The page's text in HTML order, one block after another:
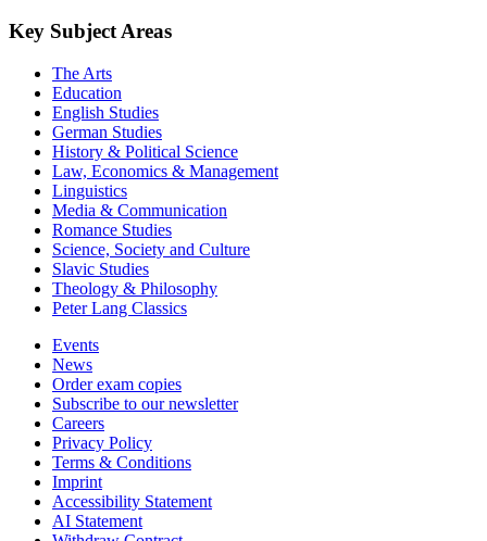
Key Subject Areas
The Arts
Education
English Studies
German Studies
History & Political Science
Law, Economics & Management
Linguistics
Media & Communication
Romance Studies
Science, Society and Culture
Slavic Studies
Theology & Philosophy
Peter Lang Classics
Events
News
Order exam copies
Subscribe to our newsletter
Careers
Privacy Policy
Terms & Conditions
Imprint
Accessibility Statement
AI Statement